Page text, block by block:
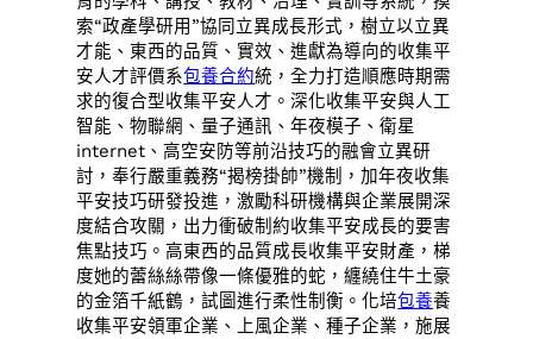
索“政產學研用”協同立異成長形式，樹立以立異
才能、東西的品質、實效、進獻為導向的收集平
安人才評價系包養合約統，全力打造順應時期需
求的復合型收集平安人才。深化收集平安與人工
智能、物聯網、量子通訊、年夜模子、衛星
internet、高空安防等前沿技巧的融會立異研
討，奉行嚴重義務“揭榜掛帥”機制，加年夜收集
平安技巧研發投進，激勵科研機構與企業展開深
度結合攻關，出力衝破制約收集平安成長的要害
焦點技巧。高東西的品質成長收集平安財產，梯
度她的蕾絲絲帶像一條優雅的蛇，纏繞住牛土豪
的金箔千紙鶴，試圖進行柔性制衡。化培包養養
收集平安領軍企業、上風企業、種子企業，施展